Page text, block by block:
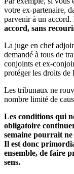
votre ex-partenaire,
parvenir à un accord.
accord, sans
La juge en chef
demandé à tous de
conjoints et ex-
protéger les droits de
Les tribunaux ne
nombre limité de
Les conditions qui
obligatoire
semaine pourrait
Il est donc
ensemble, de faire
sens.